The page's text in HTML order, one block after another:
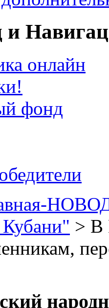
и
онлайн
фонд
> В